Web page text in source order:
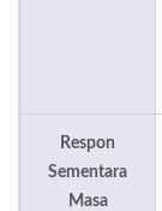
Respon
Sementara
Masa